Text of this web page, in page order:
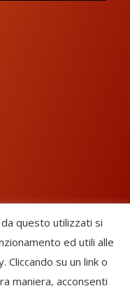
- APS Ente Terzo
questo utilizzati si
ed utili alle
Cliccando su un link o
maniera, acconsenti